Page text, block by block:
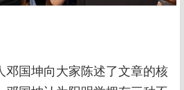
邓国坤向大家陈述了文章的核